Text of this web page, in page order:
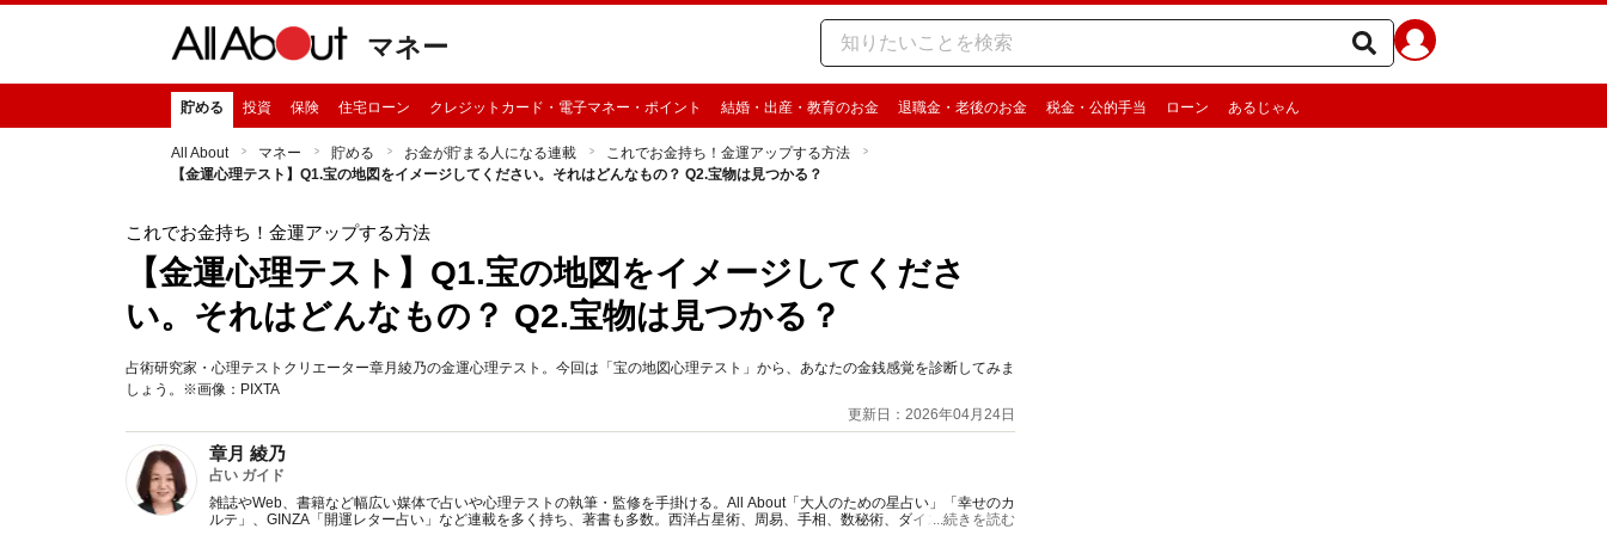
マネー
貯める 投資 保険 住宅ローン クレジットカード・電子マネー・ポイント 結婚・出産・教育のお金 退職金・老後のお金 税金・公的手当 ローン あるじゃん
All About マネー 貯める お金が貯まる人になる連載
これでお金持ち！金運アップする方法
【金運心理テスト】Q1.宝の地図をイメージしてください。それはどんなもの？ Q2.宝物は見つかる？
これでお金持ち！金運アップする方法
【金運心理テスト】Q1.宝の地図をイメージしてくださ
い。それはどんなもの？ Q2.宝物は見つかる？
占術研究家・心理テストクリエーター章月綾乃の金運心理テスト。今回は「宝の地図心理テスト」から、あなたの金銭感覚を診断してみま
しょう。※画像：PIXTA
更新日：2026年04月24日
章月 綾乃
占い ガイド
雑誌やWeb、書籍など幅広い媒体で占いや心理テストの執筆・監修を手掛ける。All About「大人のための星占い」「幸せのカ
ルテ」、GINZA「開運レター占い」など連載を多く持ち、著書も多数。西洋占星術、周易、手相、数秘術、ダイスやカード占
...続きを読む